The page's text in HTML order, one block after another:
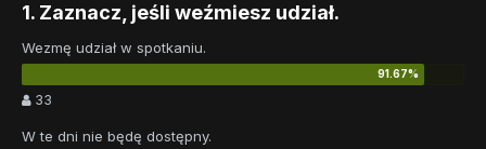
1. Zaznacz, jeśli weźmiesz udział.
Wezmę udział w spotkaniu.
33
W te dni nie będę dostępny.